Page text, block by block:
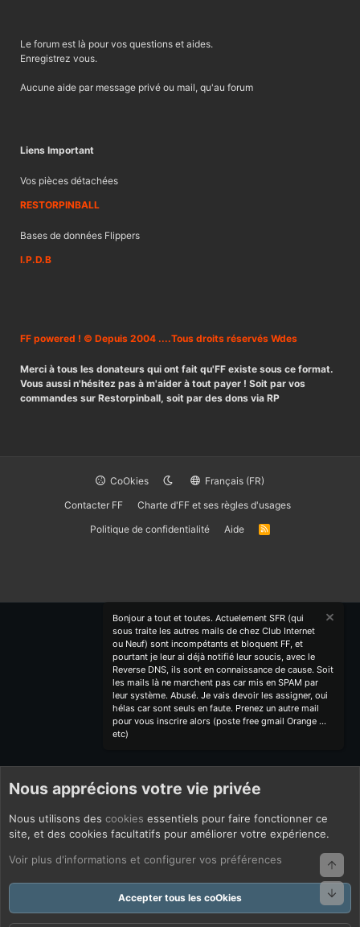
Le forum est là pour vos questions et aides.
Enregistrez vous.
Aucune aide par message privé ou mail, qu'au forum
Liens Important
Vos pièces détachées
RESTORPINBALL
Bases de données Flippers
I.P.D.B
FF powered ! © Depuis 2004 ....Tous droits réservés Wdes
Merci à tous les donateurs qui ont fait qu'FF existe sous ce format.
Vous aussi n'hésitez pas à m'aider à tout payer ! Soit par vos
commandes sur Restorpinball, soit par des dons via RP
CoOkies
Français (FR)
Contacter FF
Charte d'FF et ses règles d'usages
Politique de confidentialité
Aide
R
Bonjour a tout et toutes. Actuelement SFR (qui
sous traite les autres mails de chez Club Internet
ou Neuf) sont incompétants et bloquent FF, et
pourtant je leur ai déjà notifié leur soucis, avec le
Reverse DNS, ils sont en connaissance de cause. Soit
les mails là ne marchent pas car mis en SPAM par
leur système. Abusé. Je vais devoir les assigner, oui
hélas car sont seuls en faute. Prenez un autre mail
pour vous inscrire alors (poste free gmail Orange ...
etc)
Nous apprécions votre vie privée
Nous utilisons des cookies essentiels pour faire fonctionner ce
site, et des cookies facultatifs pour améliorer votre expérience.
Voir plus d'informations et configurer vos préférences
Accepter tous les coOkies